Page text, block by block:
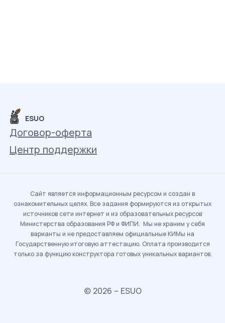
ESUO
Договор-оферта
Центр поддержки
Сайт является информационным ресурсом и создан в
ознакомительных целях. Все задания формируются из открытых
источников сети интернет и из образовательных ресурсов
Министерства образования РФ и ФИПИ. Мы не храним у себя
варианты и не предоставляем официальные КИМы на
Государственную итоговую аттестацию. Оплата производится
только за функцию конструктора готовых уникальных вариантов.
© 2026 – ESUO